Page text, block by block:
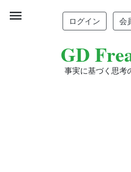
ログイン 会
GD
事実に基づく思考
menu